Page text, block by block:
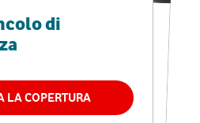
di
LA COPERTURA
FISSA + VODAFONE CLUB